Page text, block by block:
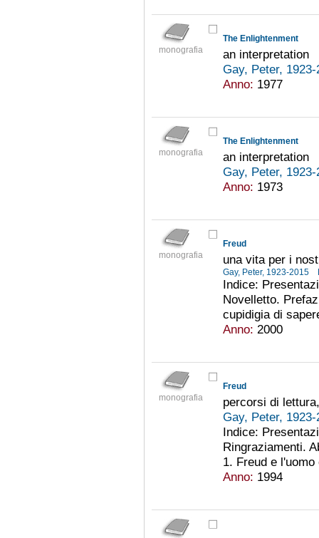
monografia
The Enlightenment
an interpretation
Gay, Peter,
Anno: 1977
monografia
The Enlightenment
an interpretation
Gay, Peter,
Anno: 1973
monografia
Freud
una vita per i
Gay, Peter, 1923-2015
Indice:
Novelletto.
cupidigia di
Anno: 2000
monografia
Freud
percorsi di
Gay, Peter,
Indice:
Ringraziamenti.
1. Freud e
Anno: 1994